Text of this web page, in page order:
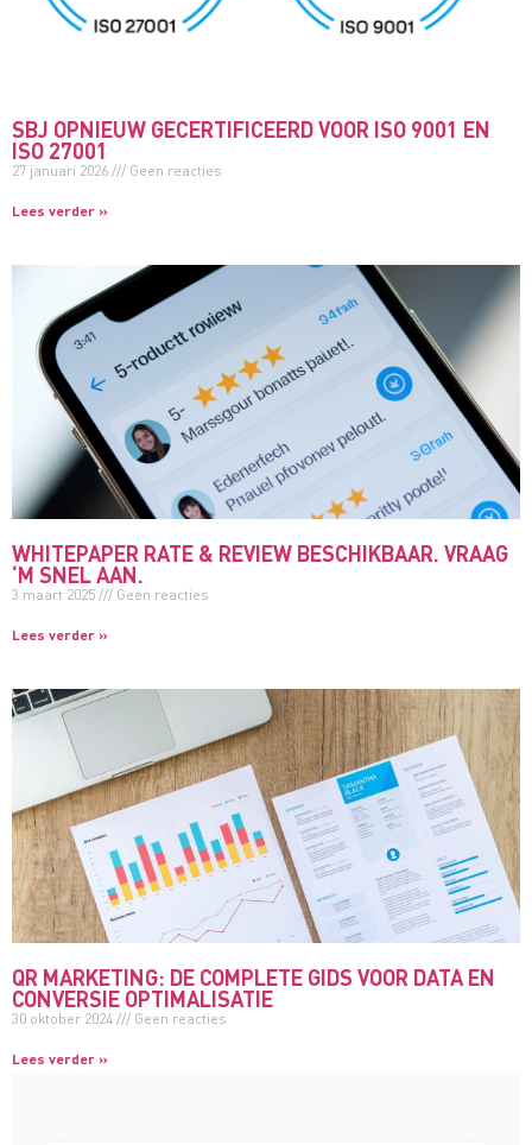
SBJ OPNIEUW GECERTIFICEERD VOOR ISO 9001 EN
ISO 27001
27 januari 2026 Geen reacties
Lees verder »
WHITEPAPER RATE & REVIEW BESCHIKBAAR. VRAAG
‘M SNEL AAN.
3 maart 2025 Geen reacties
Lees verder »
QR MARKETING: DE COMPLETE GIDS VOOR DATA EN
CONVERSIE OPTIMALISATIE
30 oktober 2024 Geen reacties
Lees verder »